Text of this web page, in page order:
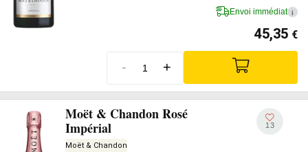
Envoi immédiat i
45,35 €
- +
Moët & Chandon Rosé
Impérial
Moët & Chandon
13